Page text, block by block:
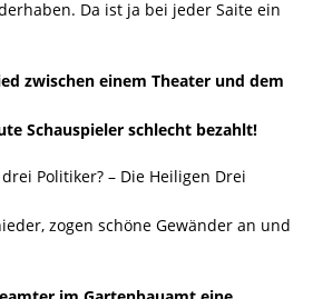
Da ist ja bei jeder Saite ein
zwischen einem Theater und dem
Schauspieler schlecht bezahlt!
Politiker? – Die Heiligen Drei
zogen schöne Gewänder an und